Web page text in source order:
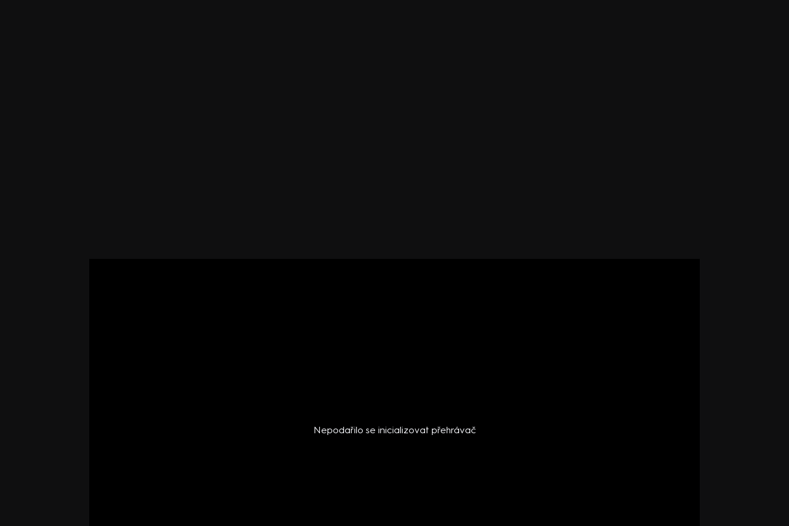
Nepodařilo se inicializovat přehrávač